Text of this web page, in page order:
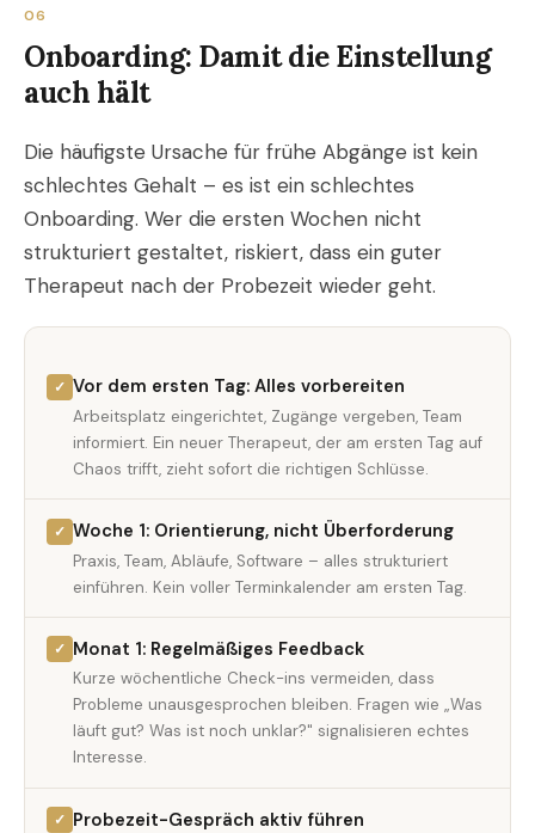
06
Onboarding: Damit die Einstellung
auch hält
Die häufigste Ursache für frühe Abgänge ist kein
schlechtes Gehalt – es ist ein schlechtes
Onboarding. Wer die ersten Wochen nicht
strukturiert gestaltet, riskiert, dass ein guter
Therapeut nach der Probezeit wieder geht.
✓ Vor dem ersten Tag: Alles vorbereiten
Arbeitsplatz eingerichtet, Zugänge vergeben, Team
informiert. Ein neuer Therapeut, der am ersten Tag auf
Chaos trifft, zieht sofort die richtigen Schlüsse.
✓ Woche 1: Orientierung, nicht Überforderung
Praxis, Team, Abläufe, Software – alles strukturiert
einführen. Kein voller Terminkalender am ersten Tag.
✓ Monat 1: Regelmäßiges Feedback
Kurze wöchentliche Check-ins vermeiden, dass
Probleme unausgesprochen bleiben. Fragen wie „Was
läuft gut? Was ist noch unklar?" signalisieren echtes
Interesse.
✓ Probezeit-Gespräch aktiv führen